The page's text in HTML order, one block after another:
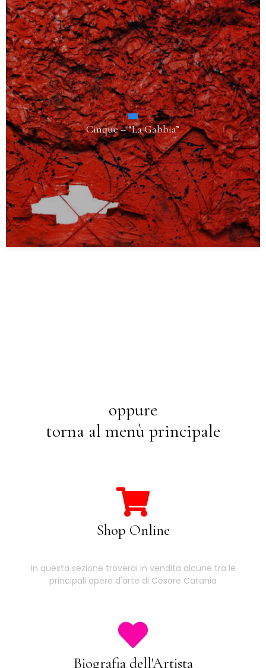
Cinque – “La Gabbia”
oppure
torna al menù principale
Shop Online
In questa sezione troverai in vendita alcune tra le
principali opere d'arte di Cesare Catania
Biografia dell'Artista